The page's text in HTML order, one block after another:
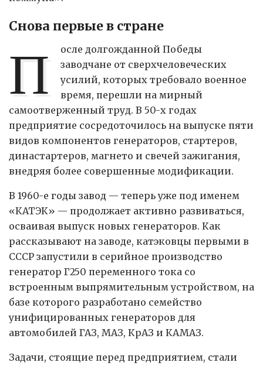
Снова первые в стране
П
осле долгожданной Победы
заводчане от сверхчеловеческих
усилий, которых требовало военное
время, перешли на мирный
самоотверженный труд. В 50-х годах
предприятие сосредоточилось на выпуске пяти
видов компонентов генераторов, стартеров,
династартеров, магнето и свечей зажигания,
внедряя более совершенные модификации.
В 1960-е годы завод — теперь уже под именем
«КАТЭК» — продолжает активно развиваться,
осваивая выпуск новых генераторов. Как
рассказывают на заводе, катэковцы первыми в
СССР запустили в серийное производство
генератор Г250 переменного тока со
встроенным выпрямительным устройством, на
базе которого разработано семейство
унифицированных генераторов для
автомобилей ГАЗ, МАЗ, КрАЗ и КАМАЗ.
Задачи, стоящие перед предприятием, стали